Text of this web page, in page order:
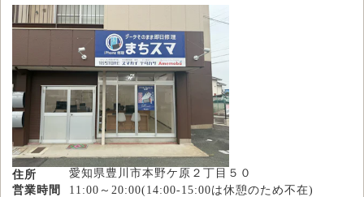
住所
愛知県豊川市本野ケ原２丁目５０
営業時間
11:00～20:00(14:00-15:00は休憩のため不在)